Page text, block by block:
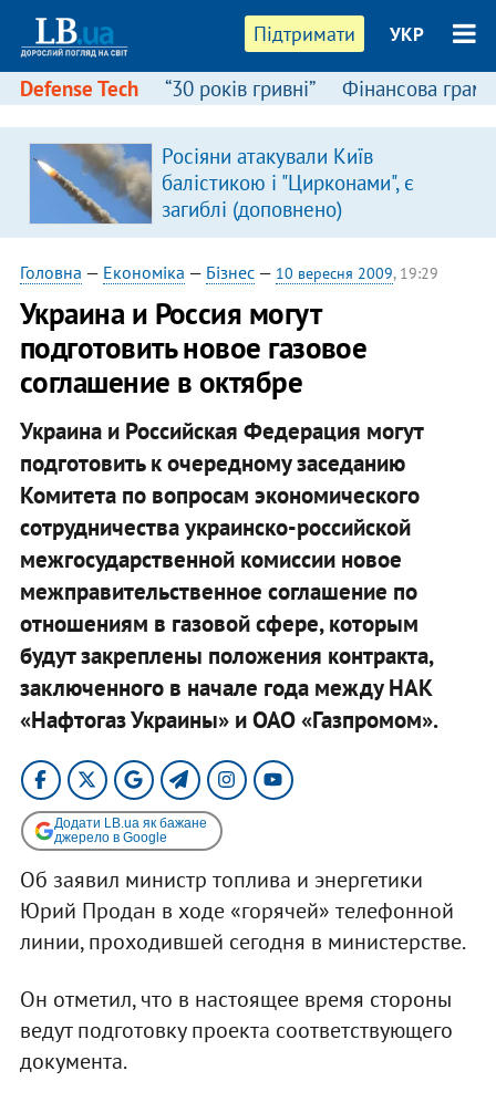
Підтримати УКР
Defense Tech “30 років гривні” Фінансова
Росіяни атакували Київ
балістикою і "Цирконами", є
загиблі (доповнено)
Головна — Економіка — Бізнес— 10 вересня 2009, 19:29
Украина и Россия могут
подготовить новое газовое
соглашение в октябре
Украина и Российская Федерация могут
подготовить к очередному заседанию
Комитета по вопросам экономического
сотрудничества украинско-российской
межгосударственной комиссии новое
межправительственное соглашение по
отношениям в газовой сфере, которым
будут закреплены положения контракта,
заключенного в начале года между НАК
«Нафтогаз Украины» и ОАО «Газпромом».
Додати LB.ua як бажане
джерело в Google
Об заявил министр топлива и энергетики
Юрий Продан в ходе «горячей» телефонной
линии, проходившей сегодня в министерстве.
Он отметил, что в настоящее время стороны
ведут подготовку проекта соответствующего
документа.